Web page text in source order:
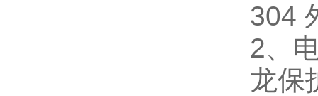
304
2、
龙保